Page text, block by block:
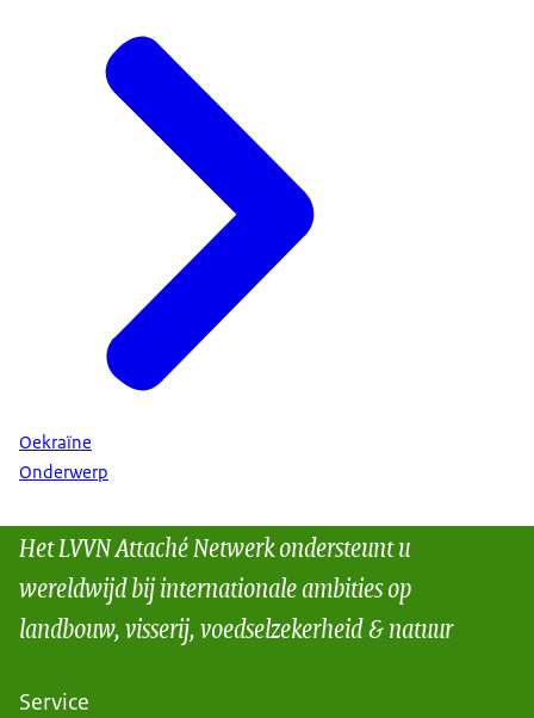
Oekraïne
Onderwerp
Het LVVN Attaché Netwerk ondersteunt u
wereldwijd bij internationale ambities op
landbouw, visserij, voedselzekerheid & natuur
Service